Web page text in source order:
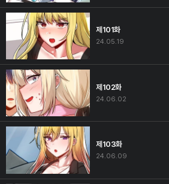
제101화
24.05.19
제102화
24.06.02
제103화
24.06.09